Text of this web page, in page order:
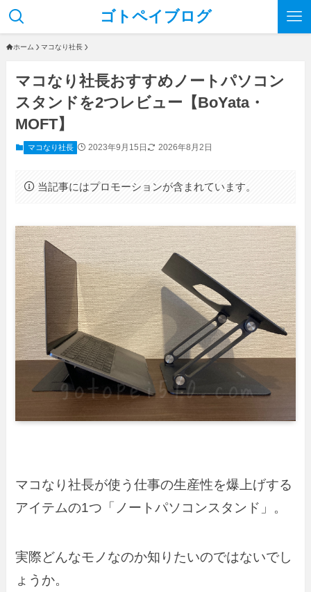
ゴトペイブログ
ホーム マコなり社長
マコなり社長おすすめノートパソコン
スタンドを2つレビュー【BoYata・
MOFT】
マコなり社長 2023年9月15日 2026年8月2日
当記事にはプロモーションが含まれています。
マコなり社長が使う仕事の生産性を爆上げする
アイテムの1つ「ノートパソコンスタンド」。
実際どんなモノなのか知りたいのではないでし
ょうか。